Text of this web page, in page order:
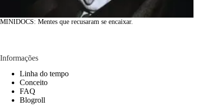
MINIDOCS: Mentes que recusaram se encaixar.
Informações
Linha do tempo
Conceito
FAQ
Blogroll